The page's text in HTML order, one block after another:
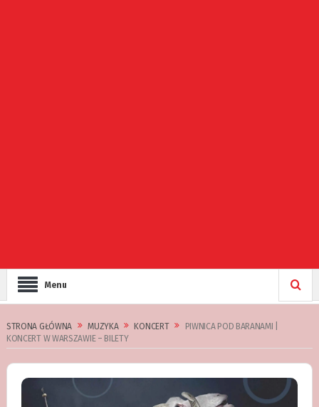
Menu
STRONA GŁÓWNA MUZYKA KONCERT
PIWNICA POD BARANAMI |
KONCERT W WARSZAWIE – BILETY